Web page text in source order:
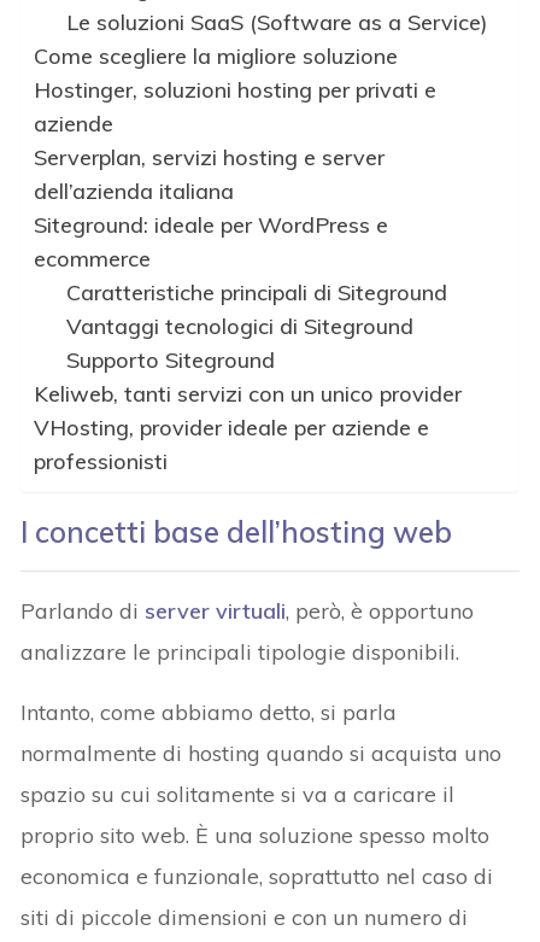
Le soluzioni SaaS (Software as a Service)
Come scegliere la migliore soluzione
Hostinger, soluzioni hosting per privati e
aziende
Serverplan, servizi hosting e server
dell’azienda italiana
Siteground: ideale per WordPress e
ecommerce
Caratteristiche principali di Siteground
Vantaggi tecnologici di Siteground
Supporto Siteground
Keliweb, tanti servizi con un unico provider
VHosting, provider ideale per aziende e
professionisti
I concetti base dell’hosting web
Parlando di server virtuali, però, è opportuno
analizzare le principali tipologie disponibili.
Intanto, come abbiamo detto, si parla
normalmente di hosting quando si acquista uno
spazio su cui solitamente si va a caricare il
proprio sito web. È una soluzione spesso molto
economica e funzionale, soprattutto nel caso di
siti di piccole dimensioni e con un numero di